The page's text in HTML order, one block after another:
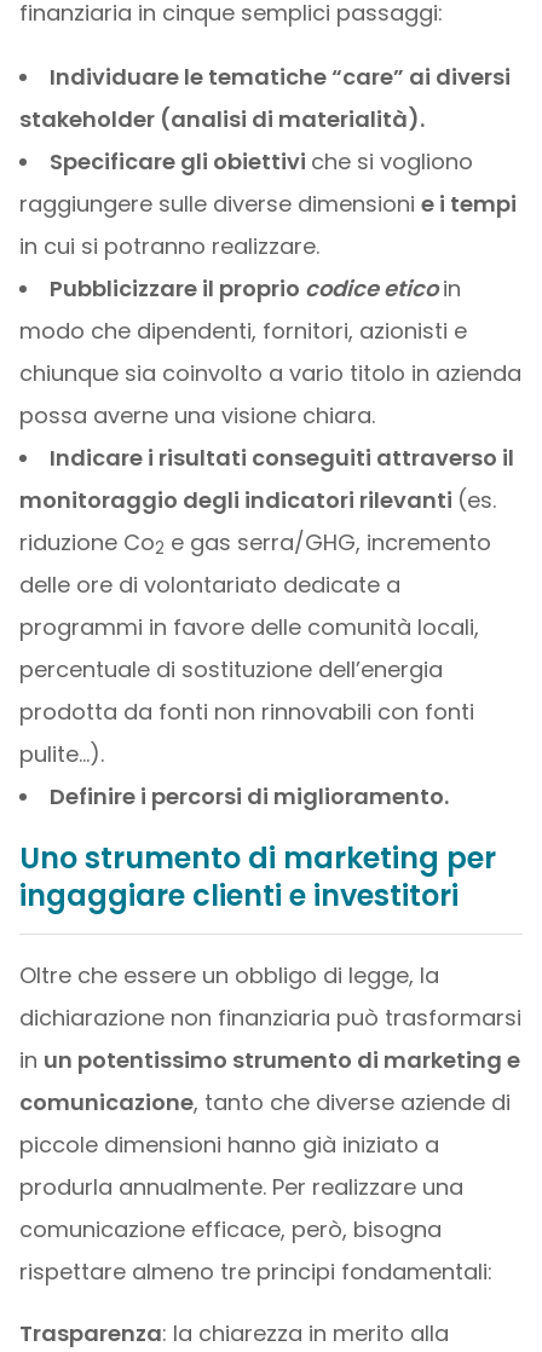
finanziaria in cinque semplici passaggi:
Individuare le tematiche “care” ai diversi
stakeholder (analisi di materialità).
Specificare gli obiettivi che si vogliono
raggiungere sulle diverse dimensioni e i tempi
in cui si potranno realizzare.
Pubblicizzare il proprio codice etico in
modo che dipendenti, fornitori, azionisti e
chiunque sia coinvolto a vario titolo in azienda
possa averne una visione chiara.
Indicare i risultati conseguiti attraverso il
monitoraggio degli indicatori rilevanti (es.
riduzione Co2 e gas serra/GHG, incremento
delle ore di volontariato dedicate a
programmi in favore delle comunità locali,
percentuale di sostituzione dell’energia
prodotta da fonti non rinnovabili con fonti
pulite…).
Definire i percorsi di miglioramento.
Uno strumento di marketing per
ingaggiare clienti e investitori
Oltre che essere un obbligo di legge, la
dichiarazione non finanziaria può trasformarsi
in un potentissimo strumento di marketing e
comunicazione, tanto che diverse aziende di
piccole dimensioni hanno già iniziato a
produrla annualmente. Per realizzare una
comunicazione efficace, però, bisogna
rispettare almeno tre principi fondamentali:
Trasparenza: la chiarezza in merito alla